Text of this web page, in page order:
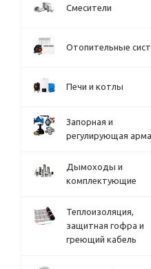
Смесители
Отопительные
Печи и котлы
Запорная и
регулирующая
Дымоходы и
комплектующие
Теплоизоляция,
защитная гофра и
греющий кабель